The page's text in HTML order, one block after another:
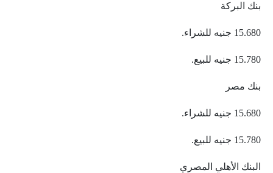
بنك البركة
15.680 جنيه للشراء.
15.780 جنيه للبيع.
بنك مصر
15.680 جنيه للشراء.
15.780 جنيه للبيع.
البنك الأهلي المصري